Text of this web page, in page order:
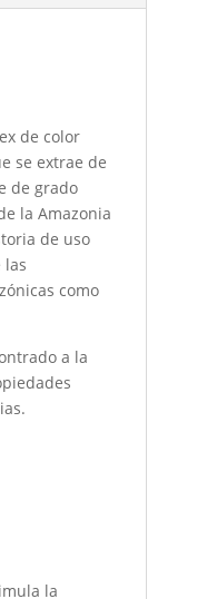
de color
se extrae de
de grado
la Amazonia
de uso
las
como
a la
la